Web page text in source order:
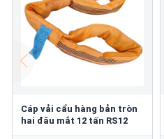
Cáp vải cẩu hàng bản tròn
hai đâu mắt 12 tấn RS12